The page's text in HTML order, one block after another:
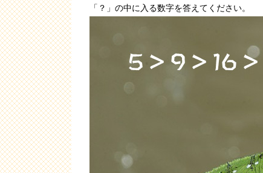
「？」の中に入る数字を答えてください。